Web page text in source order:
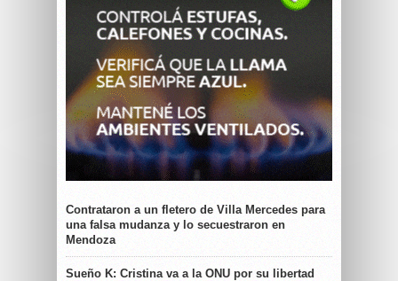
Contrataron a un fletero de Villa Mercedes para
una falsa mudanza y lo secuestraron en
Mendoza
Sueño K: Cristina va a la ONU por su libertad